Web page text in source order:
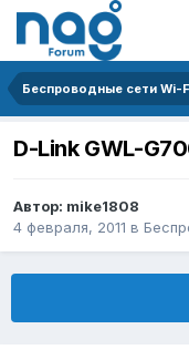
Беспроводные сети Wi-
D-Link GWL-
Автор: mike1808
4 февраля, 2011 в